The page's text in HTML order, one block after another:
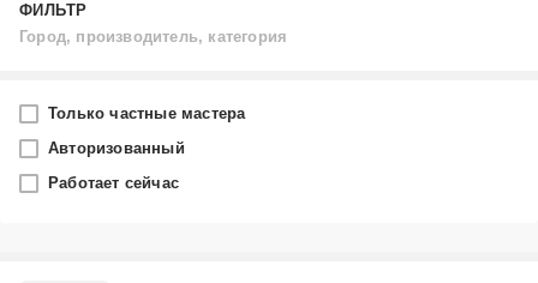
ЗАДАТЬ ВОПРОС МАСТЕРАМ
ФИЛЬТР
Город, производитель, категория
Выберите...
Сервисные центры Daewoo в Москве
Только частные мастера
Авторизованный
Работает сейчас